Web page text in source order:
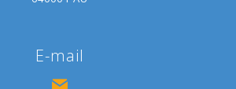
E-mail